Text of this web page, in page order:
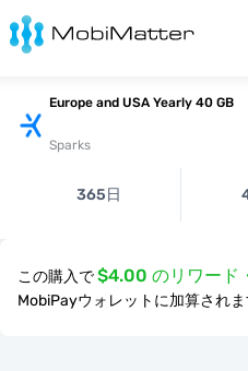
Europe and USA Yearly 40 GB
Sparks
365日
この購入で$4.00 のリワード
MobiPayウォレットに加算されま